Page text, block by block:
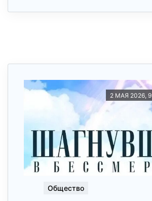
2 МАЯ 2026,
Общество